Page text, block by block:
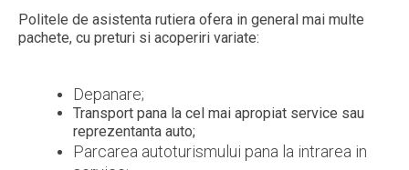
Politele de asistenta rutiera ofera in general mai multe
pachete, cu preturi si acoperiri variate:
Depanare;
Transport pana la cel mai apropiat service sau
reprezentanta auto;
Parcarea autoturismului pana la intrarea in